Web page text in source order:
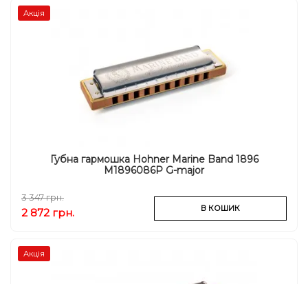
Акція
Губна гармошка Hohner Marine Band 1896
M1896086P G-major
3 347 грн.
2 872 грн. В КОШИК
Акція